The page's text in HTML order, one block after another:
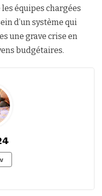
équipes chargées
d’un système qui
une grave crise en
budgétaires.